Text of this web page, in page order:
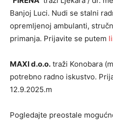
Banjoj Luci. Nudi se stalni
opremljenoj ambulanti,
primanja. Prijavite se putem
MAXI d.o.o. traži Konobara
potrebno radno iskustvo.
12.9.2025.m
Pogledajte preostale